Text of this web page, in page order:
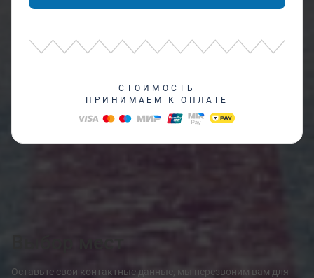
СТОИМОСТЬ
ПРИНИМАЕМ К ОПЛАТЕ
Оставьте свои контактные данные, мы перезвоним вам для